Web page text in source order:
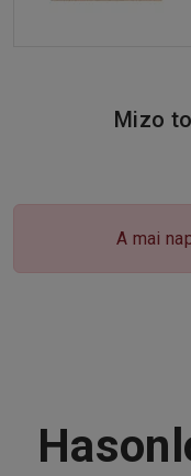
Mizo
A mai